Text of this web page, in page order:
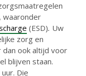
waaronder
(ESD). Uw
zorg en
ook altijd voor
blijven staan.
Die